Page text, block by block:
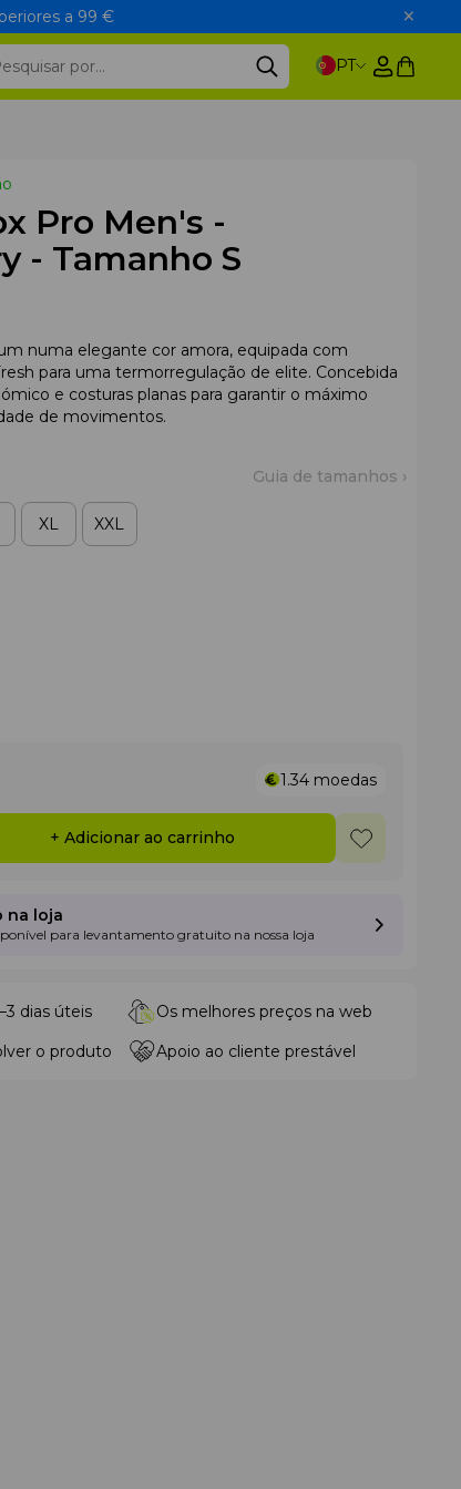
a 99 €
PT
Pro Men's -
- Tamanho S
numa elegante cor amora, equipada com
para uma termorregulação de elite. Concebida
e costuras planas para garantir o máximo
de movimentos.
Guia de tamanhos ›
XL XXL
1.34 moedas
+ Adicionar ao carrinho
na loja
para levantamento gratuito na nossa loja
dias úteis
Os melhores preços na web
o produto
Apoio ao cliente prestável